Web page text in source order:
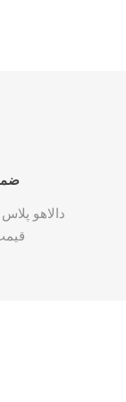
دالاهو